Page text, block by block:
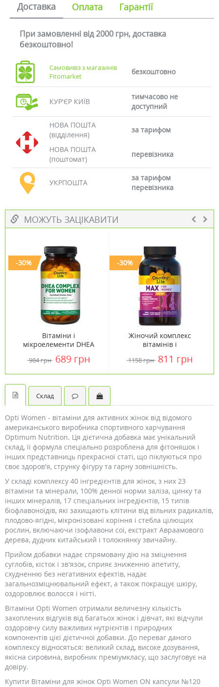
Доставка Оплата Гарантії
При замовленні від 2000 грн, доставка
безкоштовно!
Самовивіз з магазинів
Fitomarket
безкоштовно
КУР'ЄР КИЇВ
тимчасово не
доступний
НОВА ПОШТА
(відділення)
за тарифом
НОВА ПОШТА
(поштомат)
перевізника
УКРПОШТА
за тарифом
перевізника
МОЖУТЬ ЗАЦІКАВИТИ
-30%
Вітаміни і
мікроелементи DHEA
Кантрі Лайф / Country
984 грн 689 грн
-30%
Жіночий комплекс
вітамінів і
заліза Max for Women
1158 грн 811 грн
Склад
Opti Women - вітаміни для активних жінок від відомого
американського виробника спортивного харчування
Optimum Nutrition. Ця дієтична добавка має унікальний
склад, її формула спеціально розроблена для фітоняшок і
інших представниць прекрасної статі, що піклуються про
своє здоров'я, струнку фігуру та гарну зовнішність.
У складі комплексу 40 інгредієнтів для жінок, з них 23
вітаміни та мінерали, 100% денної норми заліза, цинку та
інших мінералів, 17 спеціальних інгредієнтів, 15 типів
біофлавоноїдів, які захищають клітини від вільних радикалів,
плодово-ягідні, мікронізовані коріння і стебла цілющих
рослин, включаючи ізофлавони сої, екстракт Авраамового
дерева, дудник китайський і толокнянку звичайну.
Прийом добавки надає спрямовану дію на зміцнення
суглобів, кісток і зв'язок, сприяє зниженню апетиту,
схудненню без негативних ефектів, надає
загальнозміцнювальний ефект, а також покращує шкіру,
оздоровлює волосся і нігті.
Вітаміни Opti Women отримали величезну кількість
захоплених відгуків від багатьох жінок і дівчат, які відчули
оздоровчу силу важливих нутрієнтів і природних
компонентів цієї дієтичної добавки. До переваг даного
комплексу відносяться: великий склад, високе дозування,
якісна сировина, виробник преміумкласу, що заслуговує на
довіру.
Купити Вітаміни для жінок Opti Women ON капсули №120